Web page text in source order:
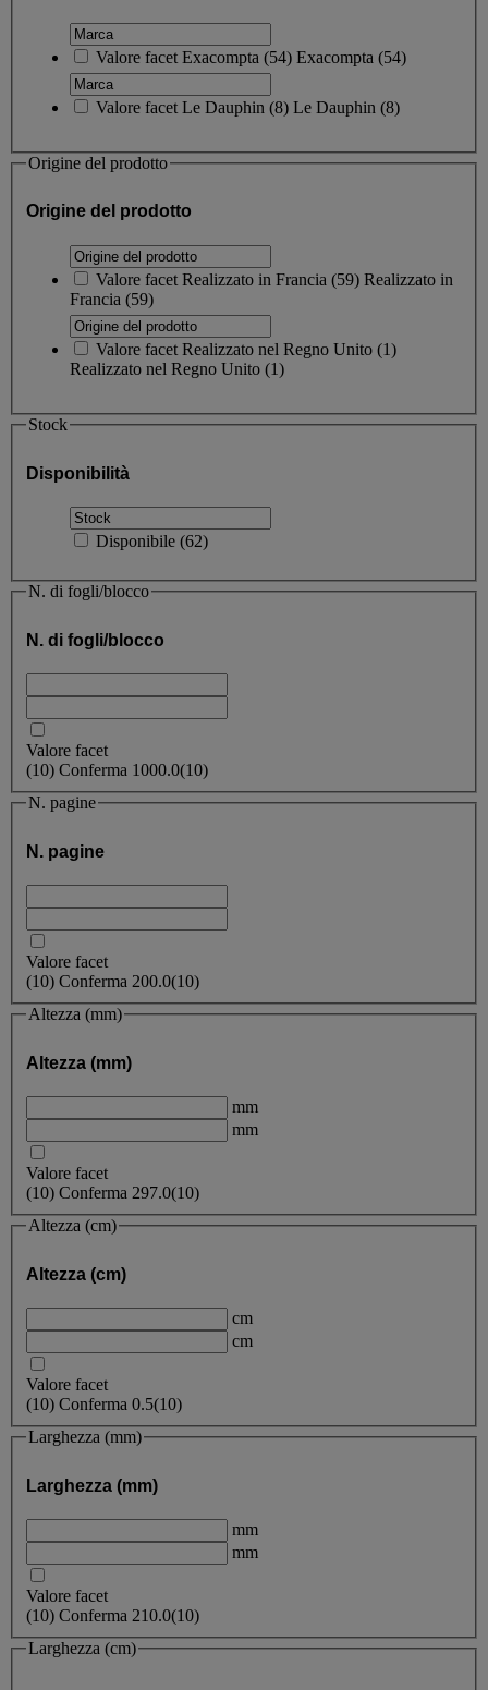
Valore facet Exacompta (54) Exacompta (54)
Valore facet Le Dauphin (8) Le Dauphin (8)
Origine del prodotto
Origine del prodotto
Valore facet Realizzato in Francia (59) Realizzato in
Francia (59)
Valore facet Realizzato nel Regno Unito (1)
Realizzato nel Regno Unito (1)
Stock
Disponibilità
Disponibile (62)
N. di fogli/blocco
N. di fogli/blocco
Valore facet
(10) Conferma 1000.0(10)
N. pagine
N. pagine
Valore facet
(10) Conferma 200.0(10)
Altezza (mm)
Altezza (mm)
mm
mm
Valore facet
(10) Conferma 297.0(10)
Altezza (cm)
Altezza (cm)
cm
cm
Valore facet
(10) Conferma 0.5(10)
Larghezza (mm)
Larghezza (mm)
mm
mm
Valore facet
(10) Conferma 210.0(10)
Larghezza (cm)